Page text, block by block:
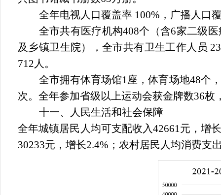
全年电视人口覆盖率100% ，广播人口
全市共有医疗机构408个（含6家二级
及乡镇卫生院），全市共有卫生工作人员
712人。
全市拥有体育场馆1座，体育场地48个
次。全年参加省级以上运动会获金牌数36枚
十一、
人民生活和社会保障
全年城镇居民人均可支配收入42661元，增
30233元，增长2.4% ；农村居民人均消费支